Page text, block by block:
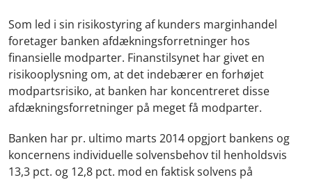
Som led i sin risikostyring af kunders marginhandel
foretager banken afdækningsforretninger hos
finansielle modparter. Finanstilsynet har givet en
risikooplysning om, at det indebærer en forhøjet
modpartsrisiko, at banken har koncentreret disse
afdækningsforretninger på meget få modparter.
Banken har pr. ultimo marts 2014 opgjort bankens og
koncernens individuelle solvensbehov til henholdsvis
13,3 pct. og 12,8 pct. mod en faktisk solvens på